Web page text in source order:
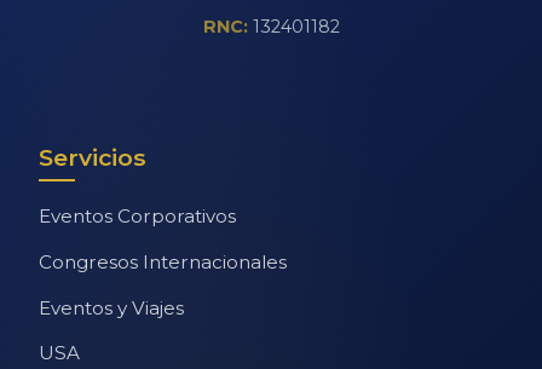
RNC:132401182
Servicios
Eventos Corporativos
Congresos Internacionales
Eventos y Viajes
USA